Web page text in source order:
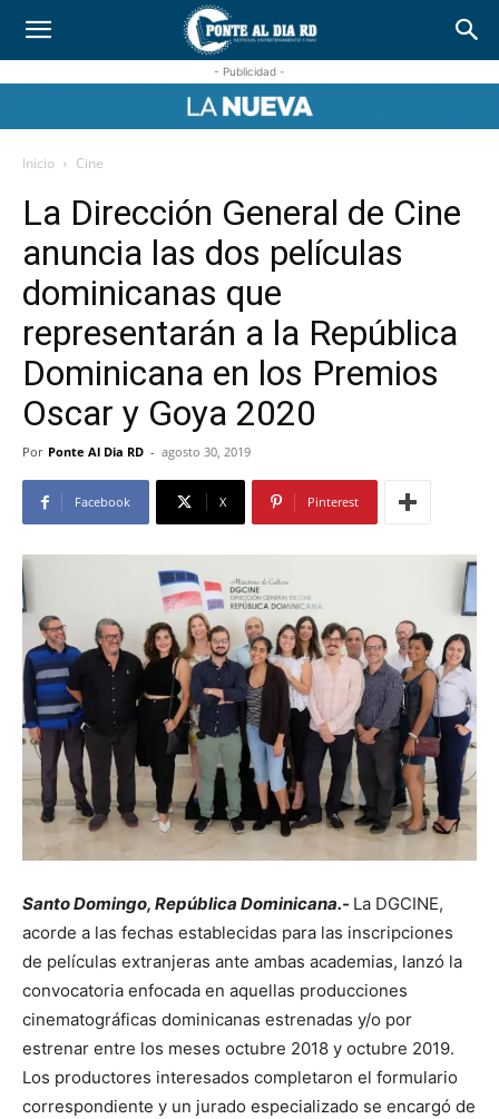
- Publicidad -
Inicio Cine
La Dirección General de Cine
anuncia las dos películas
dominicanas que
representarán a la República
Dominicana en los Premios
Oscar y Goya 2020
Por Ponte Al Dia RD - agosto 30, 2019
Facebook X Pinterest
Santo Domingo, República Dominicana.- La DGCINE,
acorde a las fechas establecidas para las inscripciones
de películas extranjeras ante ambas academias, lanzó la
convocatoria enfocada en aquellas producciones
cinematográficas dominicanas estrenadas y/o por
estrenar entre los meses octubre 2018 y octubre 2019.
Los productores interesados completaron el formulario
correspondiente y un jurado especializado se encargó de